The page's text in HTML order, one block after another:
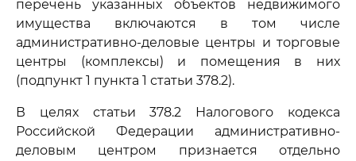
перечень указанных объектов недвижимого
имущества включаются в том числе
административно-деловые центры и торговые
центры (комплексы) и помещения в них
(подпункт 1 пункта 1 статьи 378.2).
В целях статьи 378.2 Налогового кодекса
Российской Федерации административно-
деловым центром признается отдельно